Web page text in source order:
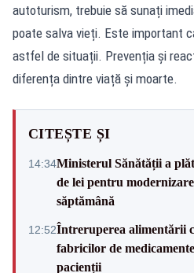
autoturism, trebuie să sunați
poate salva vieți. Este important
astfel de situații. Prevenția și
diferența dintre viață și moarte.
CITEȘTE ȘI
14:34Ministerul Sănătății a
de lei pentru
săptămână
12:52Întreruperea alimentării
fabricilor de
pacienții